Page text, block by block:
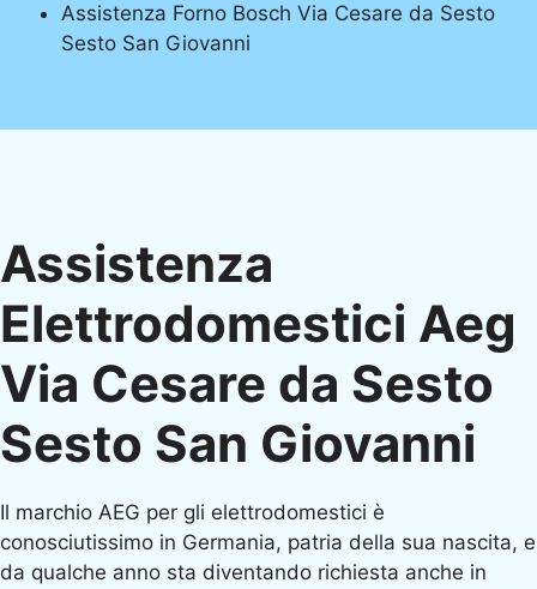
Assistenza Forno Bosch Via Cesare da Sesto
Sesto San Giovanni
Assistenza
Elettrodomestici Aeg
Via Cesare da Sesto
Sesto San Giovanni
Il marchio AEG per gli elettrodomestici è
conosciutissimo in Germania, patria della sua nascita, e
da qualche anno sta diventando richiesta anche in